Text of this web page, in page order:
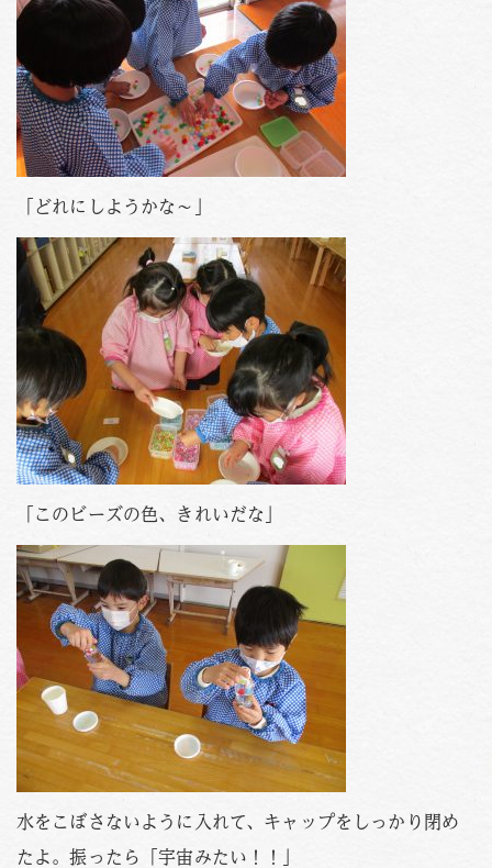
「どれにしようかな～」
「このビーズの色、きれいだな」
水をこぼさないように入れて、キャップをしっかり閉め
たよ。振ったら「宇宙みたい！！」